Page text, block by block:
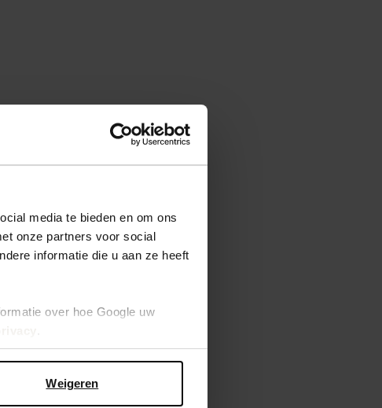
media te bieden en om ons
onze partners voor social
informatie die u aan ze heeft
over hoe Google uw
Weigeren